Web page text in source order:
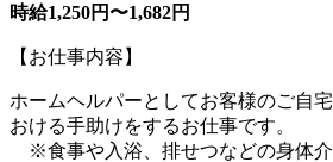
時給1,250円〜1,682円
【お仕事内容】
ホームヘルパーとしてお客様のご自
おける手助けをするお仕事です。
※食事や入浴、排せつなどの身体